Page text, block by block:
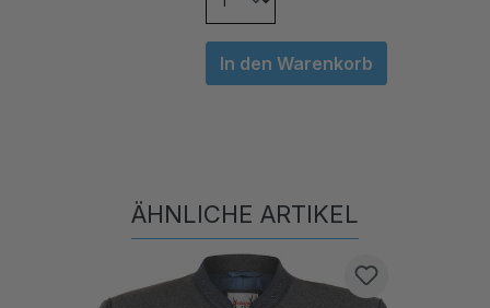
In den Warenkorb
Produktgalerie überspringen